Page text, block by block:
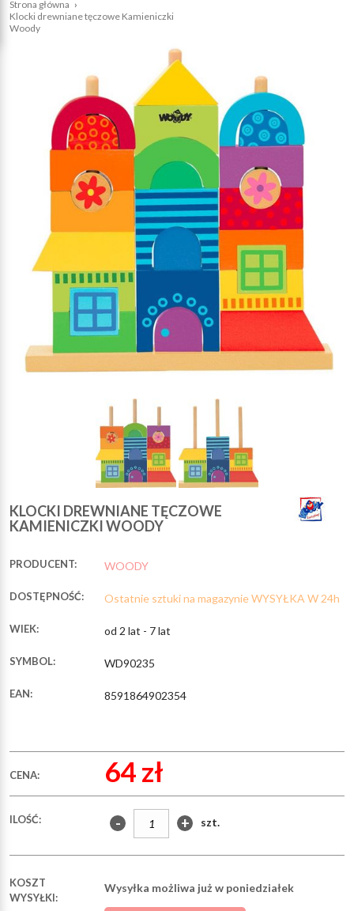
Strona główna ›
Klocki drewniane tęczowe Kamieniczki
Woody
KLOCKI DREWNIANE TĘCZOWE
KAMIENICZKI WOODY
PRODUCENT: WOODY
DOSTĘPNOŚĆ: Ostatnie sztuki na magazynie WYSYŁKA W 24h
WIEK: od 2 lat - 7 lat
SYMBOL: WD90235
EAN: 8591864902354
CENA: 64 zł
ILOŚĆ: - + szt.
KOSZT
WYSYŁKI:
Wysyłka możliwa już w poniedziałek